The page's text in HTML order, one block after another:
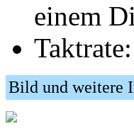
einem
Bild und weitere